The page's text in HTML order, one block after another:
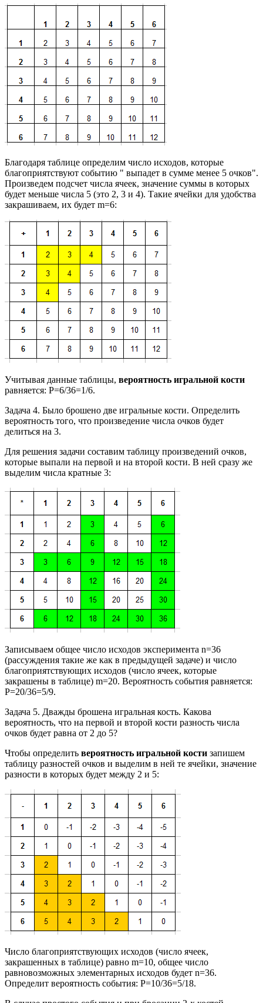
Благодаря таблице определим число исходов, которые
благоприятствуют событию " выпадет в сумме менее 5 очков".
Произведем подсчет числа ячеек, значение суммы в которых
будет меньше числа 5 (это 2, 3 и 4). Такие ячейки для удобства
закрашиваем, их будет m=6:
Учитывая данные таблицы, вероятность игральной кости
равняется: P=6/36=1/6.
Задача 4. Было брошено две игральные кости. Определить
вероятность того, что произведение числа очков будет
делиться на 3.
Для решения задачи составим таблицу произведений очков,
которые выпали на первой и на второй кости. В ней сразу же
выделим числа кратные 3:
Записываем общее число исходов эксперимента n=36
(рассуждения такие же как в предыдущей задаче) и число
благоприятствующих исходов (число ячеек, которые
закрашены в таблице) m=20. Вероятность события равняется:
P=20/36=5/9.
Задача 5. Дважды брошена игральная кость. Какова
вероятность, что на первой и второй кости разность числа
очков будет равна от 2 до 5?
Чтобы определить вероятность игральной кости запишем
таблицу разностей очков и выделим в ней те ячейки, значение
разности в которых будет между 2 и 5:
Число благоприятствующих исходов (число ячеек,
закрашенных в таблице) равно m=10, общее число
равновозможных элементарных исходов будет n=36.
Определит вероятность события: P=10/36=5/18.